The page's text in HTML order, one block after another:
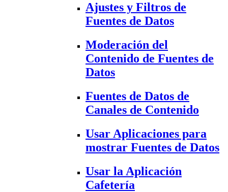
Ajustes y Filtros de
Fuentes de Datos
Moderación del
Contenido de Fuentes de
Datos
Fuentes de Datos de
Canales de Contenido
Usar Aplicaciones para
mostrar Fuentes de Datos
Usar la Aplicación
Cafetería